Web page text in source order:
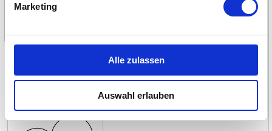
Marketing
Alle zulassen
Auswahl erlauben